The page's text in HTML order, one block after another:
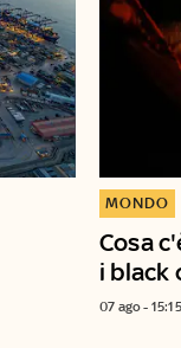
Cosa
i black
MONDO
07 ago - 15:15